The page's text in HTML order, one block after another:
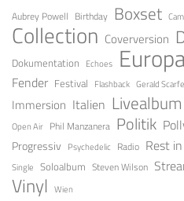
Aubrey Powell Birthday Boxset
Collection Coverversion
Dokumentation Echoes
Fender Festival Flashback Gerald Scarfe
Immersion Italien Livealbum
Open Air Phil Manzanera Politik
Progressiv Psychedelic Radio Rest
Single Soloalbum Steven Wilson
Vinyl Wien